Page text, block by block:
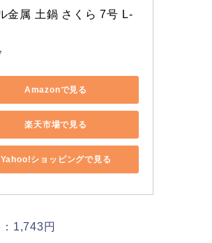
金属 土鍋 さくら 7号 L-
Amazonで見る
楽天市場で見る
Yahoo!ショッピングで見る
1,743円